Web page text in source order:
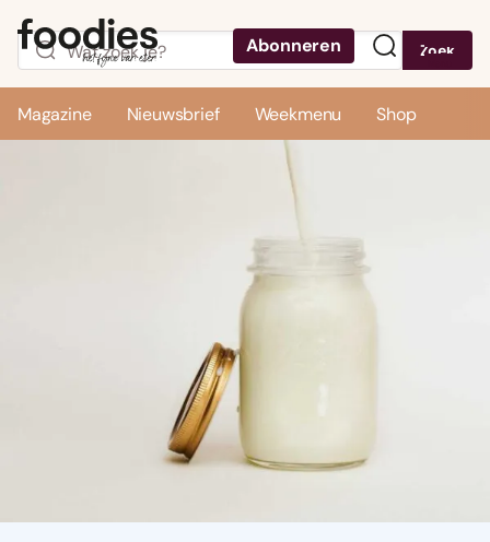
Abonneren Zoek
Magazine Nieuwsbrief Weekmenu Shop